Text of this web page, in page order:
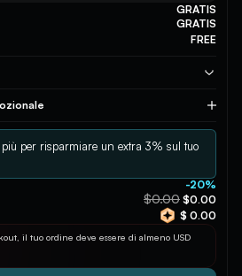
GRATIS
GRATIS
FREE
Applica
per risparmiare un extra 3% sul tuo
-20%
$0.00 $0.00
$ 0.00
il tuo ordine deve essere di almeno USD